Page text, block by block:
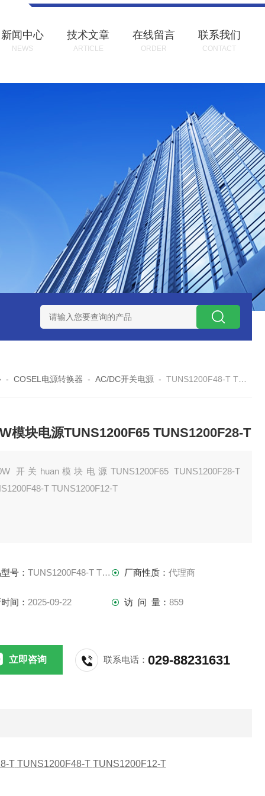
新闻中心
NEWS
技术文章
ARTICLE
在线留言
ORDER
联系我们
CONTACT
开关电源MMK150S-24 MMK150S-12 MMK320S-12
-COSEL电源转换器 -AC/DC开关电源 -TUNS1200F48-T TUNS1200F121200W模块电源TUNS1200F65 TUNS1200F28-T
模块电源TUNS1200F65 TUNS1200F28-T
开关huan模块电源TUNS1200F65 TUNS1200F28-T
T TUNS1200F12-T
期5年 1200W模块电源TUNS1200F65 TUNS1200F28-T
号：TUNS1200F48-T TUNS1200F12 厂商性质： 代理商
间： 2025-09-22 访 问 量： 859
立即咨询 联系电话：029-88231631
T TUNS1200F48-T TUNS1200F12-T